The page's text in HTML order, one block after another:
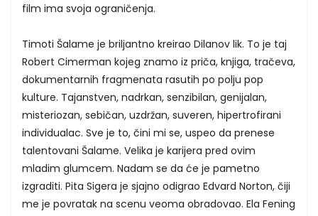
film ima svoja ograničenja.
Timoti Šalame je briljantno kreirao Dilanov lik. To je taj
Robert Cimerman kojeg znamo iz priča, knjiga, tračeva,
dokumentarnih fragmenata rasutih po polju pop
kulture. Tajanstven, nadrkan, senzibilan, genijalan,
misteriozan, sebičan, uzdržan, suveren, hipertrofirani
individualac. Sve je to, čini mi se, uspeo da prenese
talentovani Šalame. Velika je karijera pred ovim
mladim glumcem. Nadam se da će je pametno
izgraditi. Pita Sigera je sjajno odigrao Edvard Norton, čiji
me je povratak na scenu veoma obradovao. Ela Fening